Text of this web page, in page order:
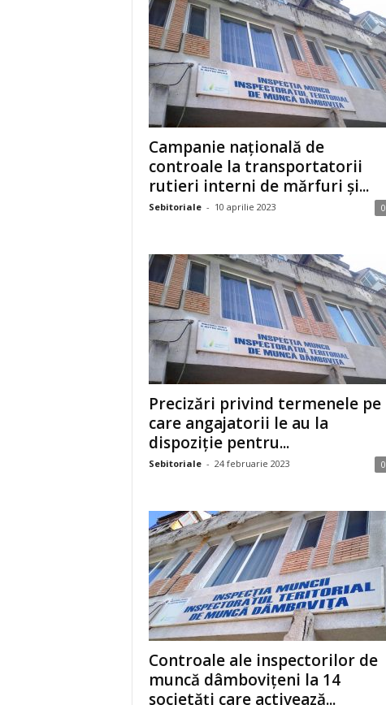
Campanie națională de
controale la transportatorii
rutieri interni de mărfuri și...
Sebitoriale - 10 aprilie 2023 0
Precizări privind termenele pe
care angajatorii le au la
dispoziție pentru...
Sebitoriale - 24 februarie 2023 0
Controale ale inspectorilor de
muncă dâmbovițeni la 14
societăți care activează...